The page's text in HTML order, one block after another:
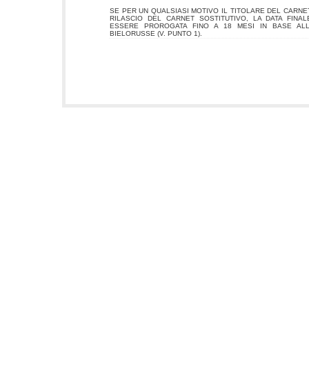
SE PER UN QUALSIASI MOTIVO IL TITOLARE DEL
RILASCIO DEL CARNET SOSTITUTIVO, LA DATA
ESSERE PROROGATA FINO A 18 MESI IN BASE
BIELORUSSE (V. PUNTO 1).